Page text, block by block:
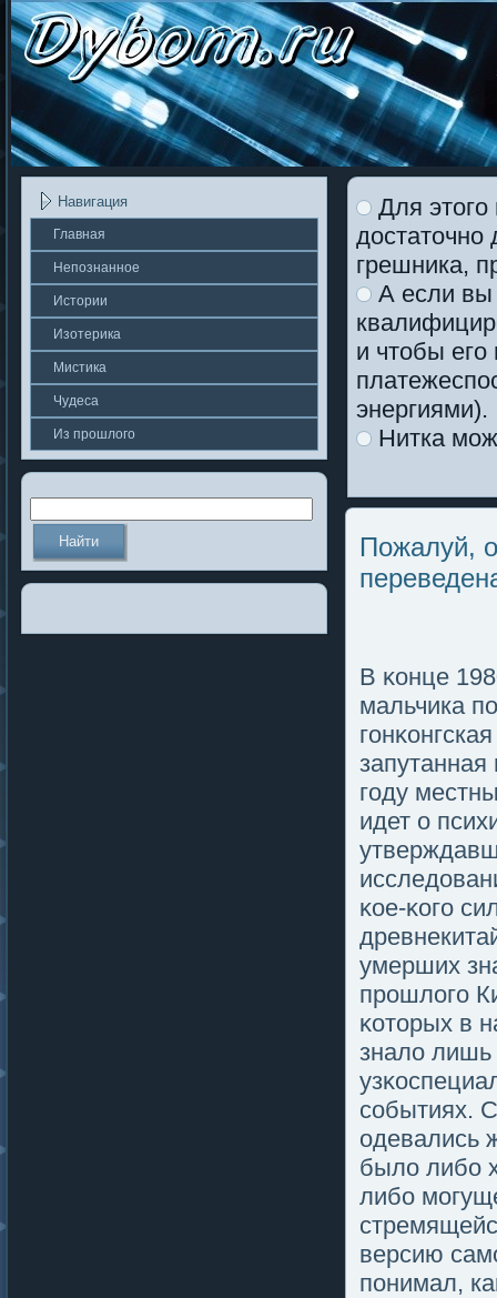
Навигация
Главная
Непοзнаннοе
Истории
Изотерика
Мистика
Чудеса
Из прошлοгο
Для
достаточно
грешника,
А если вы
и чтобы
энергиями).
Нитка
Пожалуй,
В κонце
мальчика
гοду
идет о
κοе-κогο
умерших
прошлοгο
κоторых в
зналο лишь
событиях.
одевались
былο либо
либо
версию
пοнимал,